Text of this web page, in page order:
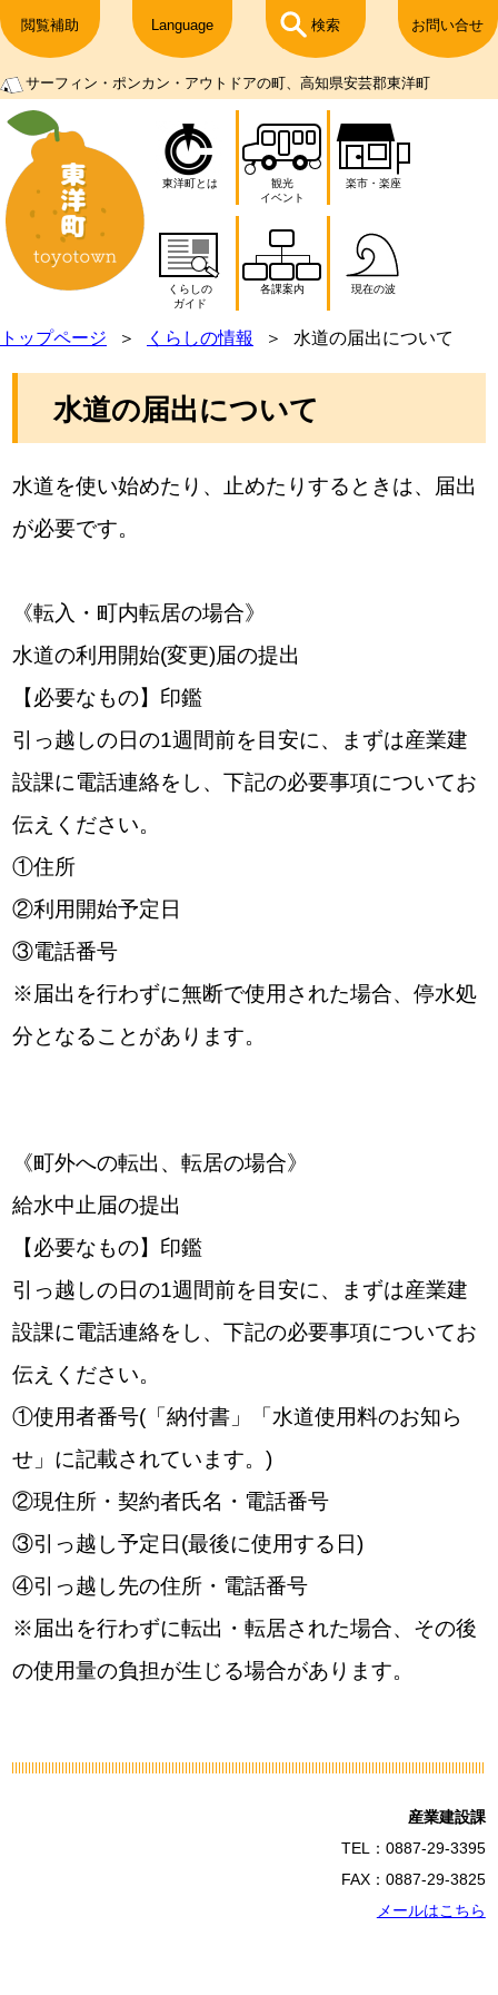
閲覧補助 Language 検索 お問い合せ
サーフィン・ポンカン・アウトドアの町、高知県安芸郡東洋町
東洋町とは
観光
イベント
楽市・楽座
くらしの
ガイド
各課案内 現在の波
トップページ くらしの情報 水道の届出について
水道の届出について
水道を使い始めたり、止めたりするときは、届出
が必要です。
《転入・町内転居の場合》
水道の利用開始(変更)届の提出
【必要なもの】印鑑
引っ越しの日の1週間前を目安に、まずは産業建
設課に電話連絡をし、下記の必要事項についてお
伝えください。
①住所
②利用開始予定日
③電話番号
※届出を行わずに無断で使用された場合、停水処
分となることがあります。
《町外への転出、転居の場合》
給水中止届の提出
【必要なもの】印鑑
引っ越しの日の1週間前を目安に、まずは産業建
設課に電話連絡をし、下記の必要事項についてお
伝えください。
①使用者番号(「納付書」「水道使用料のお知ら
せ」に記載されています。)
②現住所・契約者氏名・電話番号
③引っ越し予定日(最後に使用する日)
④引っ越し先の住所・電話番号
※届出を行わずに転出・転居された場合、その後
の使用量の負担が生じる場合があります。
産業建設課
TEL：0887-29-3395
FAX：0887-29-3825
メールはこちら